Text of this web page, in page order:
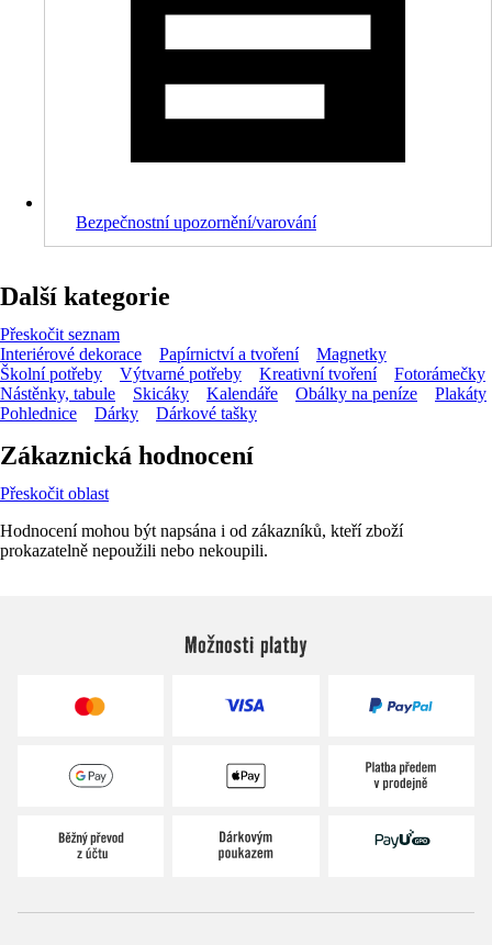
Bezpečnostní upozornění/varování
Další kategorie
Přeskočit seznam
Interiérové dekorace
Papírnictví a tvoření
Magnetky
Školní potřeby
Výtvarné potřeby Kreativní tvoření
Fotorámečky
Nástěnky, tabule
Skicáky Kalendáře Obálky na peníze
Plakáty
Pohlednice
Dárky Dárkové tašky
Zákaznická hodnocení
Přeskočit oblast
Hodnocení mohou být napsána i od zákazníků, kteří zboží
prokazatelně nepoužili nebo nekoupili.
Možnosti platby